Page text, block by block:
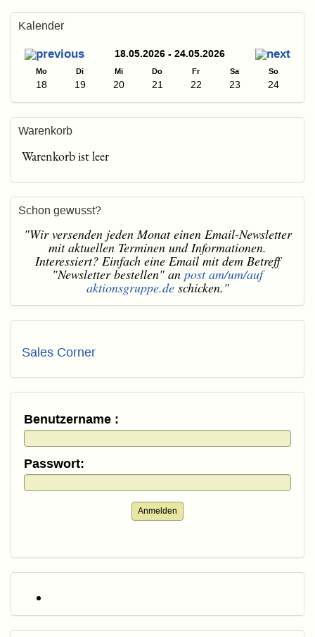
Kalender
18.05.2026 - 24.05.2026
Mo Di Mi Do Fr Sa So
18 19 20 21 22 23 24
Warenkorb
Warenkorb ist leer
Schon gewusst?
"Wir versenden jeden Monat einen Email-Newsletter
mit aktuellen Terminen und Informationen.
Interessiert? Einfach eine Email mit dem Betreff
"Newsletter bestellen" an post am/um/auf
aktionsgruppe.deschicken."
Sales Corner
Benutzername :
Passwort:
Anmelden